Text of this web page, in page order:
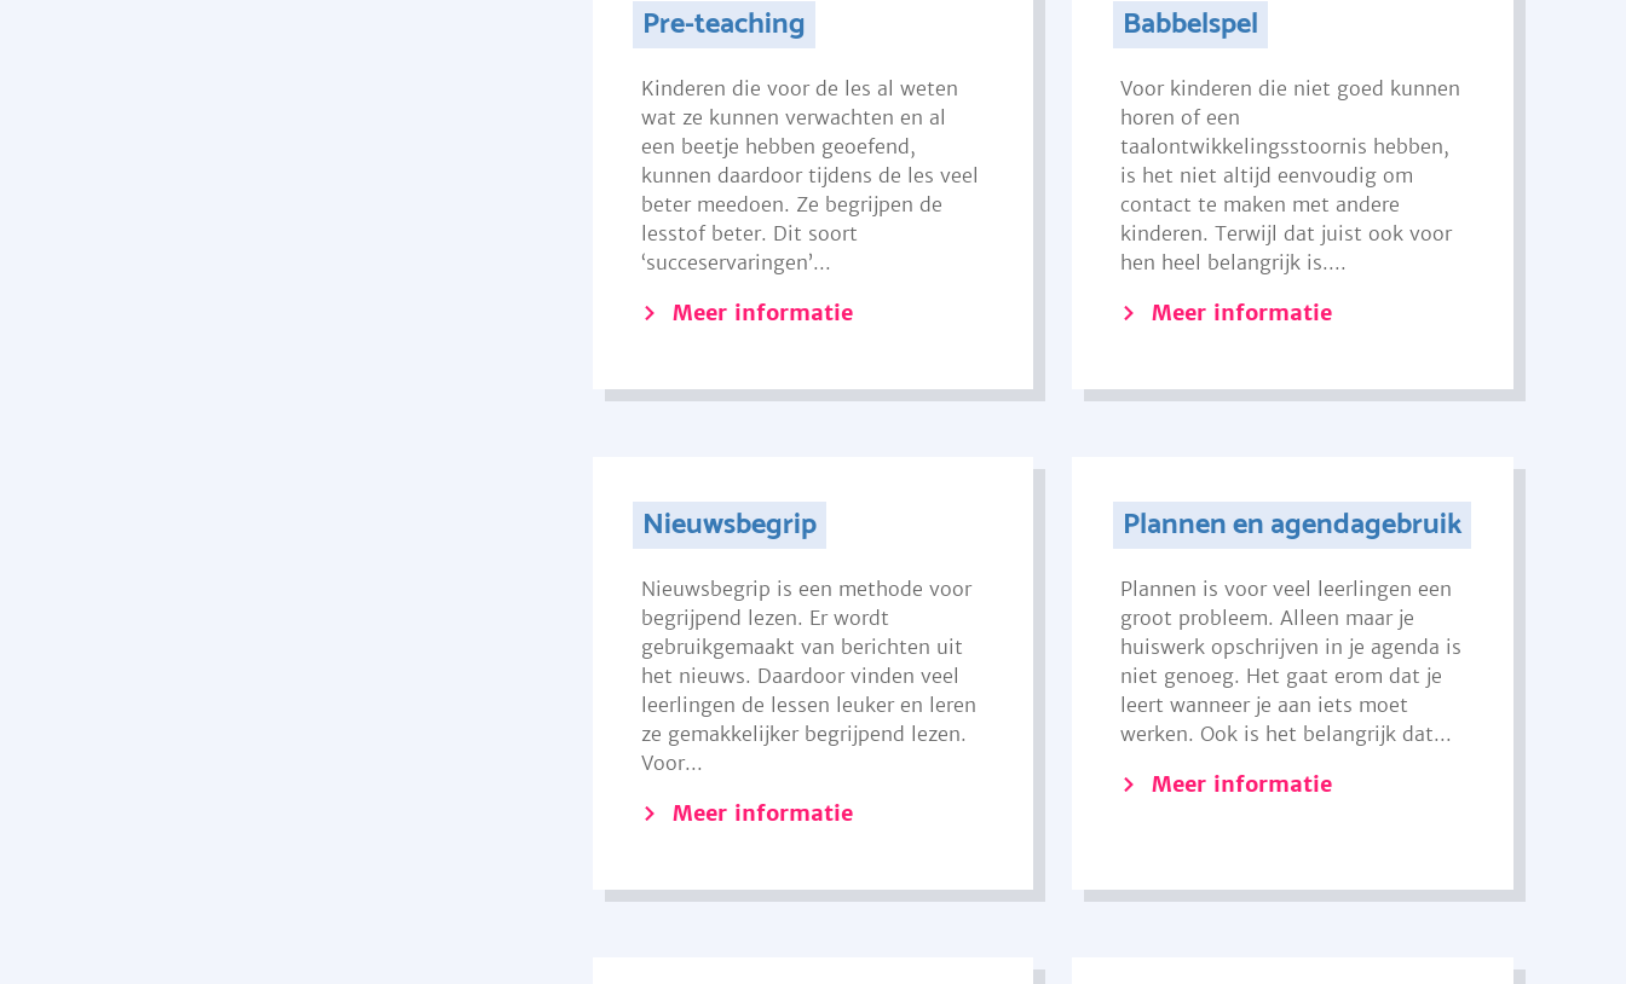
Pre-teaching
Kinderen die voor de les al weten
wat ze kunnen verwachten en al
een beetje hebben geoefend,
kunnen daardoor tijdens de les veel
beter meedoen. Ze begrijpen de
lesstof beter. Dit soort
‘succeservaringen’...
Meer informatie
Babbelspel
Voor kinderen die niet goed kunnen
horen of een
taalontwikkelingsstoornis hebben,
is het niet altijd eenvoudig om
contact te maken met andere
kinderen. Terwijl dat juist ook voor
hen heel belangrijk is....
Meer informatie
Nieuwsbegrip
Nieuwsbegrip is een methode voor
begrijpend lezen. Er wordt
gebruikgemaakt van berichten uit
het nieuws. Daardoor vinden veel
leerlingen de lessen leuker en leren
ze gemakkelijker begrijpend lezen.
Voor...
Meer informatie
Plannen en agendagebruik
Plannen is voor veel leerlingen een
groot probleem. Alleen maar je
huiswerk opschrijven in je agenda is
niet genoeg. Het gaat erom dat je
leert wanneer je aan iets moet
werken. Ook is het belangrijk dat...
Meer informatie